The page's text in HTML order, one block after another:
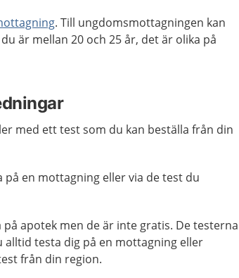
. Till ungdomsmottagningen kan
är mellan 20 och 25 år, det är olika på
med ett test som du kan beställa från din
en mottagning eller via de test du
apotek men de är inte gratis. De testerna
testa dig på en mottagning eller
från din region.